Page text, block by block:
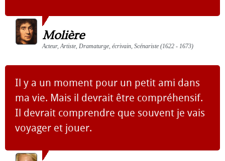
Molière
Acteur, Artiste, Dramaturge, écrivain, Scénariste (1622 - 1673)
Il y a un moment pour un petit ami dans
ma vie. Mais il devrait être compréhensif.
Il devrait comprendre que souvent je vais
voyager et jouer.